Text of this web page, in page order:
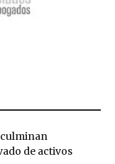
culminan
de activos